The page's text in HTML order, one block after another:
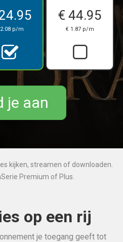
p/m
€ 44.95
€ 1.87 p/m
je aan
kijken, streamen of downloaden.
Premium of Plus.
op een rij
je toegang geeft tot